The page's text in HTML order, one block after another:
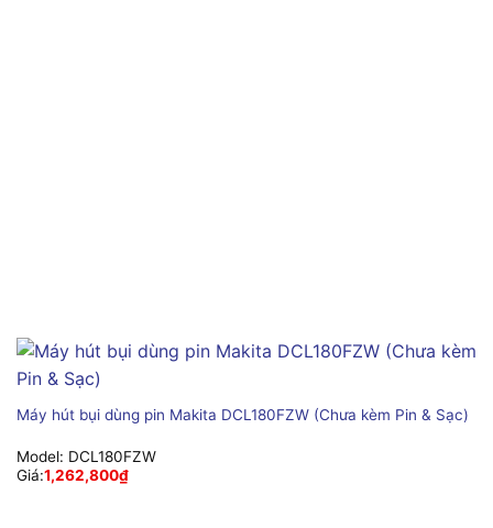
Máy hút bụi dùng pin Makita DCL180FZW (Chưa kèm Pin & Sạc)
Model: DCL180FZW
Giá:1,262,800₫